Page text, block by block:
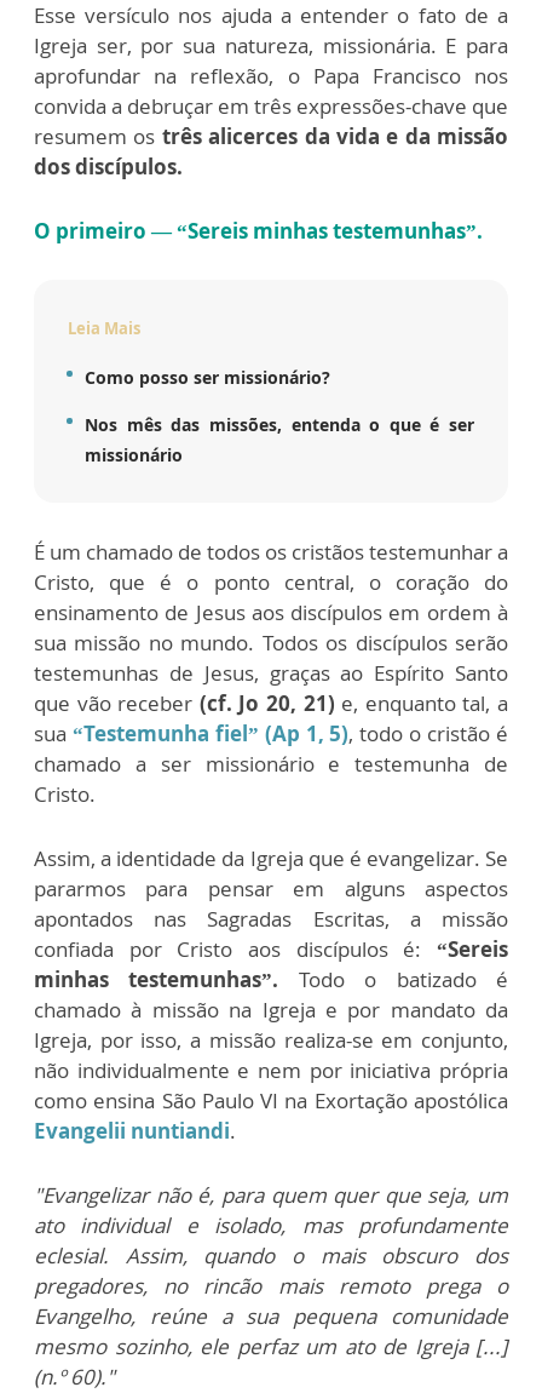
Esse versículo nos ajuda a entender o fato de a
Igreja ser, por sua natureza, missionária. E para
aprofundar na reflexão, o Papa Francisco nos
convida a debruçar em três expressões-chave que
resumem os três alicerces da vida e da missão
dos discípulos.
O primeiro — “Sereis minhas testemunhas”.
Leia Mais
Como posso ser missionário?
Nos mês das missões, entenda o que é ser
missionário
É um chamado de todos os cristãos testemunhar a
Cristo, que é o ponto central, o coração do
ensinamento de Jesus aos discípulos em ordem à
sua missão no mundo. Todos os discípulos serão
testemunhas de Jesus, graças ao Espírito Santo
que vão receber (cf. Jo 20, 21) e, enquanto tal, a
sua “Testemunha fiel” (Ap 1, 5), todo o cristão é
chamado a ser missionário e testemunha de
Cristo.
Assim, a identidade da Igreja que é evangelizar. Se
pararmos para pensar em alguns aspectos
apontados nas Sagradas Escritas, a missão
confiada por Cristo aos discípulos é: “Sereis
minhas testemunhas”. Todo o batizado é
chamado à missão na Igreja e por mandato da
Igreja, por isso, a missão realiza-se em conjunto,
não individualmente e nem por iniciativa própria
como ensina São Paulo VI na Exortação apostólica
Evangelii nuntiandi.
"Evangelizar não é, para quem quer que seja, um
ato individual e isolado, mas profundamente
eclesial. Assim, quando o mais obscuro dos
pregadores, no rincão mais remoto prega o
Evangelho, reúne a sua pequena comunidade
mesmo sozinho, ele perfaz um ato de Igreja [...]
(n.º 60)."